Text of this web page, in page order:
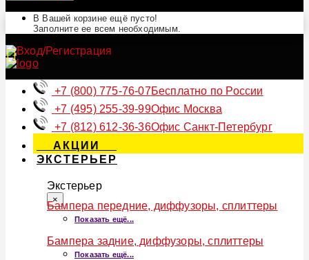
В Вашей корзине ещё пусто!
Заполните ее всем необходимым.
+7 (800) 775-76-07Бесплатно по России
+7 (495) 255-39-99Офис Москва
+7 (812) 612-36-36Офис Санкт-Петербург
АКЦИИ
ЭКСТЕРЬЕР
Экстерьер
×
Бампера передние, диффузоры, сплиттеры
Показать ещё...
Бампера задние, диффузоры, сплиттеры
Показать ещё...